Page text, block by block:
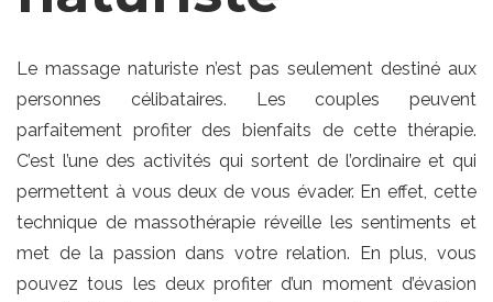
Le massage naturiste n’est pas seulement destiné aux
personnes célibataires. Les couples peuvent
parfaitement profiter des bienfaits de cette thérapie.
C’est l’une des activités qui sortent de l’ordinaire et qui
permettent à vous deux de vous évader. En effet, cette
technique de massothérapie réveille les sentiments et
met de la passion dans votre relation. En plus, vous
pouvez tous les deux profiter d’un moment d’évasion